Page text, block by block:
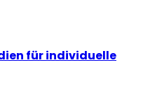
für individuelle